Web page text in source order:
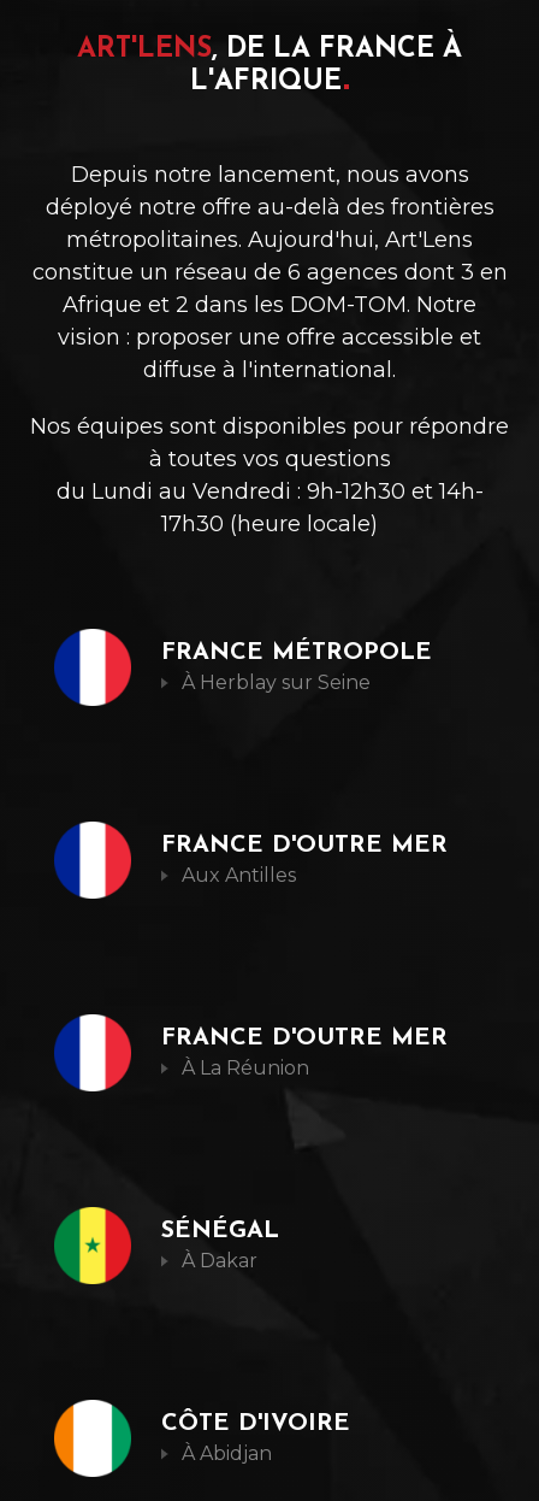
ART'LENS, DE LA FRANCE À
L'AFRIQUE
Depuis notre lancement, nous avons
déployé notre offre au-delà des frontières
métropolitaines. Aujourd'hui, Art'Lens
constitue un réseau de 6 agences dont 3 en
Afrique et 2 dans les DOM-TOM. Notre
vision : proposer une offre accessible et
diffuse à l'international.
Nos équipes sont disponibles pour répondre
à toutes vos questions
du Lundi au Vendredi : 9h-12h30 et 14h-
17h30 (heure locale)
FRANCE MÉTROPOLE
+33 (0)1 30 37 15 19
info@artlens.fr
À Herblay sur Seine
FRANCE D'OUTRE MER
+33 (0)1 30 37 15 19
Aux Antilles
FRANCE D'OUTRE MER
+262 (0)2 62 95 81 01
À La Réunion
SÉNÉGAL
+221 33 821 50 33
À Dakar
CÔTE D'IVOIRE
+225 27 20 21 46 06
À Abidjan
+226 25 33 60 02